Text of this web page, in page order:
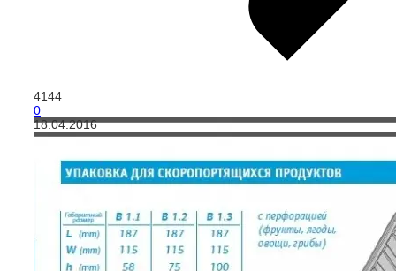
4144
0
18.04.2016